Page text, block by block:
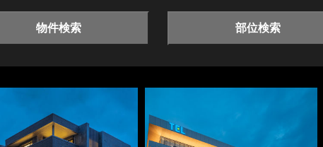
物件検索 部位検索